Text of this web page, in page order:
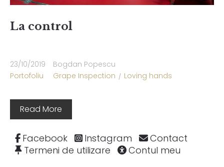
La control
23/10/2019
Bogdan Popescu
Portofoliu
Grape Inspection Loving hands
Read More
Facebook Instagram
Contact
Termeni de utilizare
Contul meu